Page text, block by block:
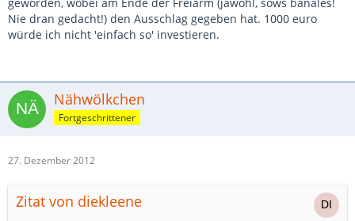
Nie dran gedacht!) den Ausschlag gegeben hat. 1000 euro
würde ich nicht 'einfach so' investieren.
Nähwölkchen
Fortgeschrittener
27. Dezember 2012
Zitat von diekleene